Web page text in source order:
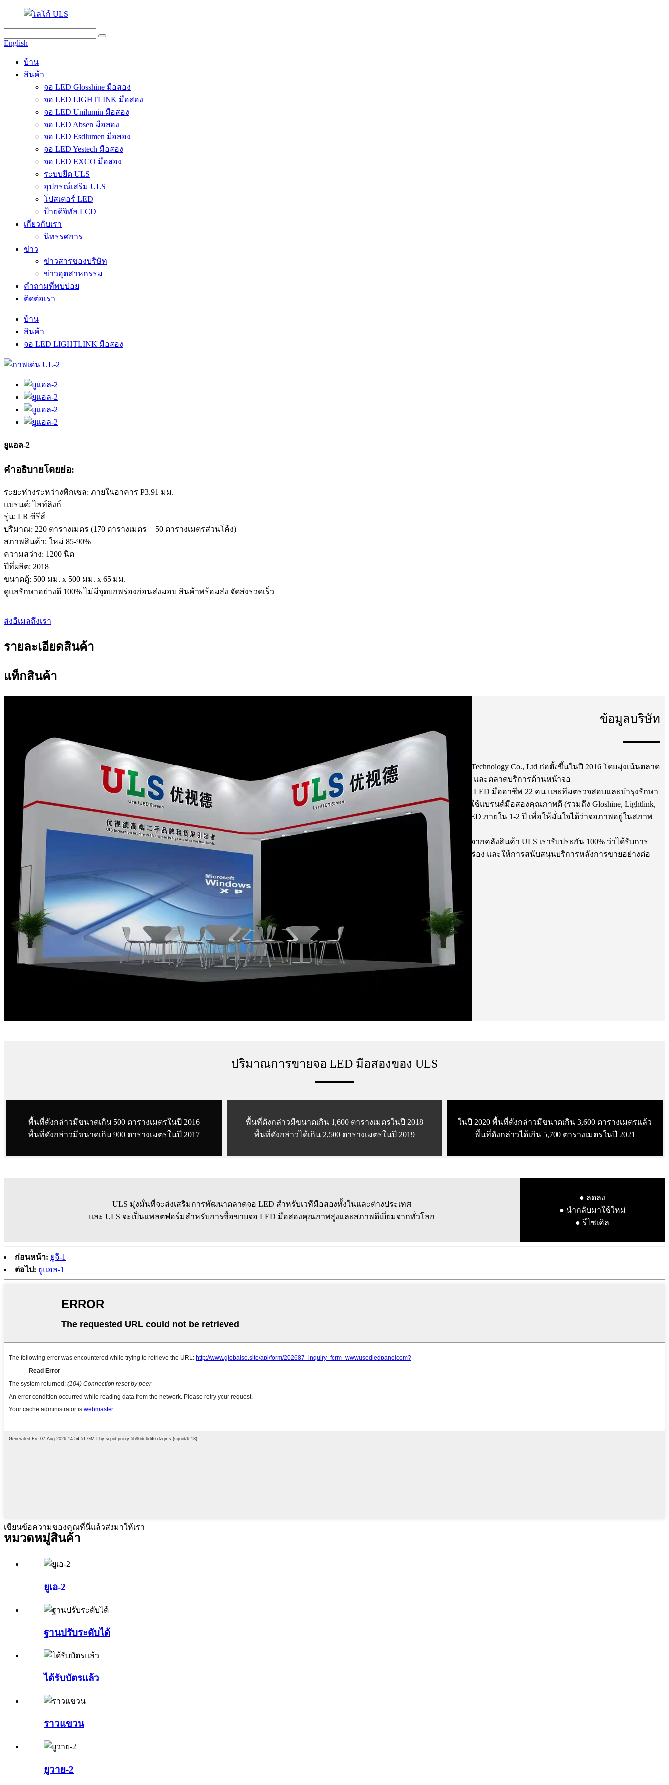
English
บ้าน
สินค้า
จอ LED Glosshine มือสอง
จอ LED LIGHTLINK มือสอง
จอ LED Unilumin มือสอง
จอ LED Absen มือสอง
จอ LED Esdlumen มือสอง
จอ LED Yestech มือสอง
จอ LED EXCO มือสอง
ระบบยึด ULS
อุปกรณ์เสริม ULS
โปสเตอร์ LED
ป้ายดิจิทัล LCD
เกี่ยวกับเรา
นิทรรศการ
ข่าว
ข่าวสารของบริษัท
ข่าวอุตสาหกรรม
คำถามที่พบบ่อย
ติดต่อเรา
บ้าน
สินค้า
จอ LED LIGHTLINK มือสอง
ยูแอล-2
คำอธิบายโดยย่อ:
ระยะห่างระหว่างพิกเซล: ภายในอาคาร P3.91 มม.
แบรนด์: ไลท์ลิงก์
รุ่น: LR ซีรีส์
ปริมาณ: 220 ตารางเมตร (170 ตารางเมตร + 50 ตารางเมตรส่วนโค้ง)
สภาพสินค้า: ใหม่ 85-90%
ความสว่าง: 1200 นิต
ปีที่ผลิต: 2018
ขนาดตู้: 500 มม. x 500 มม. x 65 มม.
ดูแลรักษาอย่างดี 100% ไม่มีจุดบกพร่องก่อนส่งมอบ สินค้าพร้อมส่ง จัดส่งรวดเร็ว
ส่งอีเมลถึงเรา
รายละเอียดสินค้า
แท็กสินค้า
ข้อมูลบริษัท
บริษัท Shenzhen ULS Display Technology Co., Ltd ก่อตั้งขึ้นในปี 2016 โดยมุ่งเน้นตลาด
จอ LED มือสองระดับไฮเอนด์ และตลาดบริการด้านหน้าจอ
ปัจจุบันบริษัทของเรามีวิศวกร LED มืออาชีพ 22 คน และทีมตรวจสอบและบำรุงรักษา
ที่มีความเชี่ยวชาญ โดยเลือกใช้แบรนด์มือสองคุณภาพดี (รวมถึง Gloshine, Lightlink,
Dicolor, Unilumin) ที่ผลิตจอ LED ภายใน 1-2 ปี เพื่อให้มั่นใจได้ว่าจอภาพอยู่ในสภาพ
สมบูรณ์และมีเสถียรภาพ
จอ LED มือสองทุกชุดที่จัดส่งจากคลังสินค้า ULS เรารับประกัน 100% ว่าได้รับการ
ดูแลรักษาอย่างดี ไม่มีจุดบกพร่อง และให้การสนับสนุนบริการหลังการขายอย่างต่อ
ปริมาณการขายจอ LED มือสองของ ULS
พื้นที่ดังกล่าวมีขนาดเกิน 500 ตารางเมตรในปี 2016
พื้นที่ดังกล่าวมีขนาดเกิน 900 ตารางเมตรในปี 2017
พื้นที่ดังกล่าวมีขนาดเกิน 1,600 ตารางเมตรในปี 2018
พื้นที่ดังกล่าวได้เกิน 2,500 ตารางเมตรในปี 2019
ในปี 2020 พื้นที่ดังกล่าวมีขนาดเกิน 3,600 ตารางเมตรแล้ว
พื้นที่ดังกล่าวได้เกิน 5,700 ตารางเมตรในปี 2021
ULS มุ่งมั่นที่จะส่งเสริมการพัฒนาตลาดจอ LED สำหรับเวทีมือสองทั้งในและต่างประเทศ
และ ULS จะเป็นแพลตฟอร์มสำหรับการซื้อขายจอ LED มือสองคุณภาพสูงและสภาพดีเยี่ยมจากทั่วโลก
● ลดลง
● นำกลับมาใช้ใหม่
● รีไซเคิล
ก่อนหน้า: ยูจี-1
ต่อไป: ยูแอล-1
เขียนข้อความของคุณที่นี่แล้วส่งมาให้เรา
หมวดหมู่สินค้า
ยูเอ-2
ฐานปรับระดับได้
ได้รับบัตรแล้ว
ราวแขวน
ยูวาย-2